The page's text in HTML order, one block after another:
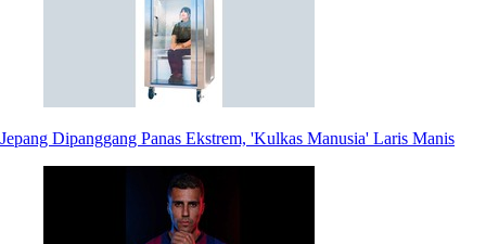
Jepang Dipanggang Panas Ekstrem, 'Kulkas Manusia' Laris Manis